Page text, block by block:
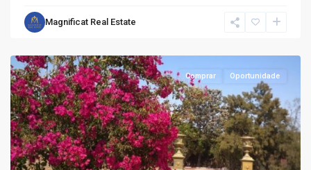
Magnificat Real Estate
Comprar Oportunidade